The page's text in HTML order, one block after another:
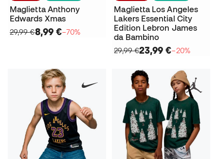
Maglietta Anthony
Edwards Xmas
29,99 €8,99 €−70%
Maglietta Los Angeles
Lakers Essential City
Edition Lebron James
da Bambino
29,99 €23,99 €−20%